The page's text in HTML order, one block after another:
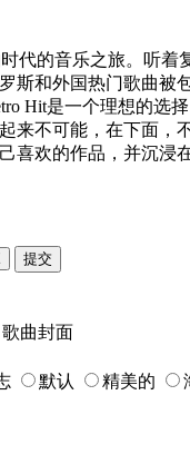
代的音乐之旅。听
斯和外国热门歌曲
Hit是一个理想的选
来不可能，在下面，
喜欢的作品，并沉浸
提交
歌曲封面
默认 精美的